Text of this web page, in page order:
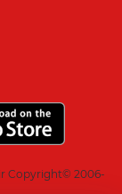
Copyright© 2006-